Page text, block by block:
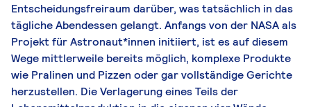
Entscheidungsfreiraum darüber, was tatsächlich in das
tägliche Abendessen gelangt. Anfangs von der NASA als
Projekt für Astronaut*innen initiiert, ist es auf diesem
Wege mittlerweile bereits möglich, komplexe Produkte
wie Pralinen und Pizzen oder gar vollständige Gerichte
herzustellen. Die Verlagerung eines Teils der